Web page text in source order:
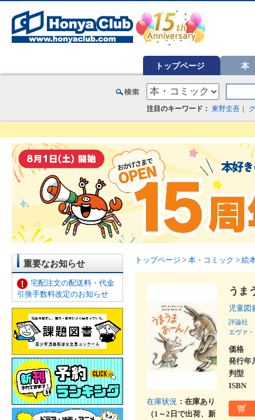
トップページ 本
注目のキーワード： 東野圭吾
重要なお知らせ
宅配注文の配送料・代金
引換手数料改定のお知らせ
トップページ > 本・コミック > 絵
在庫状況 ：在庫あり
（1～2日で出荷、新
うま
児童図
評論社
エヴァ
価格
発行年
判型
ISBN